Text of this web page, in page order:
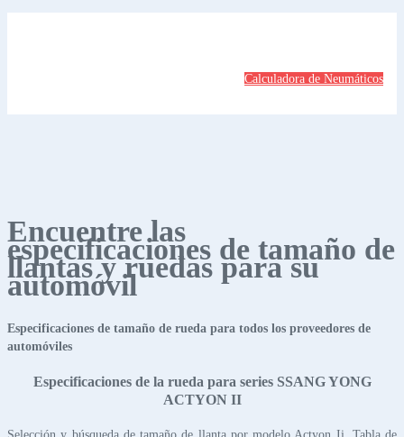
Calculadora de Neumáticos
Encuentre las
especificaciones de tamaño de
llantas y ruedas para su
automóvil
Especificaciones de tamaño de rueda para todos los proveedores de
automóviles
Especificaciones de la rueda para series SSANG YONG
ACTYON II